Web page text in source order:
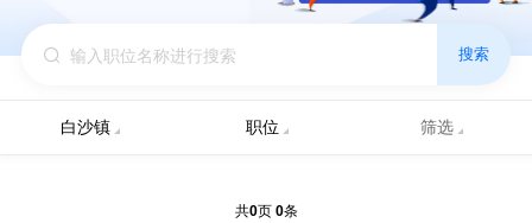
搜索
白沙镇 职位 筛选
共0页 0条